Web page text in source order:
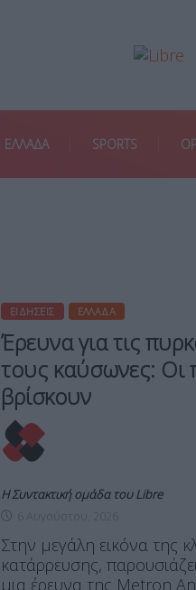
ΕΛΛΑΔΑ SPORTS
ΕΙΔΉΣΕΙΣ ΕΛΛΆΔΑ
Έρευνα για τις
τους καύσωνες: Οι
βρίσκουν
Η Συντακτική ομάδα του Libre
Στην μεγάλη εικόνα της
κατάρρευσης,
μια έρευνα της Metron